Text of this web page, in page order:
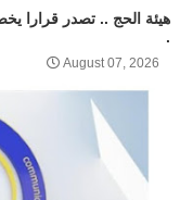
هيئة الحج .. تصدر قرارا
.
August 07, 2026